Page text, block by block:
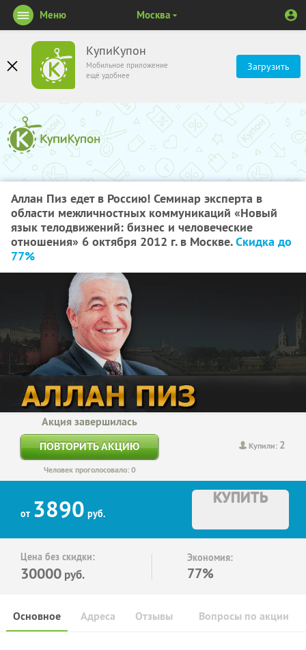
КупиКупон
Мобильное приложение
ещё удобнее
Загрузить
Меню Москва
Аллан Пиз едет в Россию! Семинар эксперта в
области межличностных коммуникаций «Новый
язык телодвижений: бизнес и человеческие
отношения» 6 октября 2012 г. в Москве.Скидка до
77%
Купили: 2
Акция завершилась
ПОВТОРИТЬ АКЦИЮ
Человек проголосовало: 0
от 3890 руб.
КУПИТЬ
Цена без скидки:
30000 руб.
Экономия:
77%
Основное Отзывы Вопросы по акции
Адреса